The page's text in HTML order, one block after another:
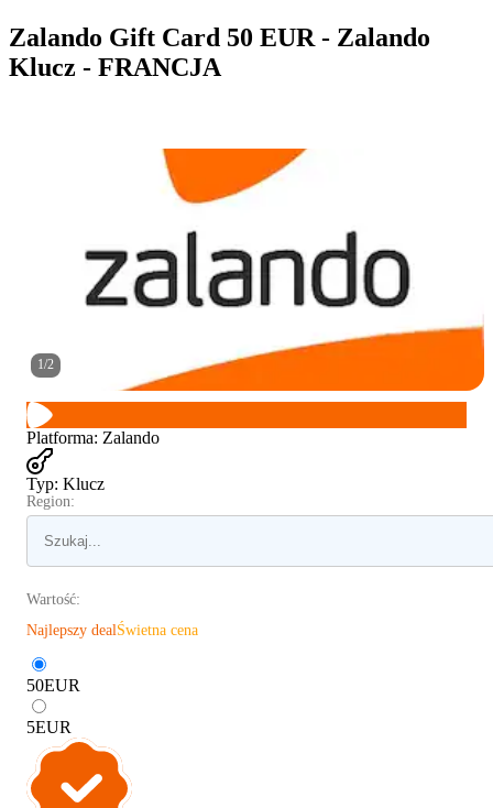
Zalando Gift Card 50 EUR - Zalando
Klucz - FRANCJA
1/2
Platforma: Zalando
Typ: Klucz
Region:
Wartość:
Najlepszy deal Świetna cena
50EUR
5EUR